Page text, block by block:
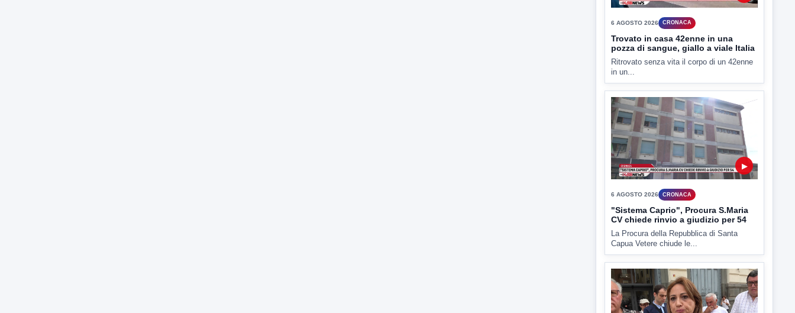
6 AGOSTO 2026 CRONACA
Trovato in casa 42enne in una
pozza di sangue, giallo a viale Italia
Ritrovato senza vita il corpo di un 42enne
in un...
▶
6 AGOSTO 2026 CRONACA
"Sistema Caprio", Procura S.Maria
CV chiede rinvio a giudizio per 54
La Procura della Repubblica di Santa
Capua Vetere chiude le...